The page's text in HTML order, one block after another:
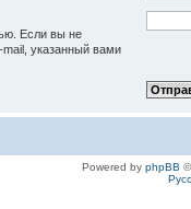
Если вы не
указанный вами
Powered by phpBB